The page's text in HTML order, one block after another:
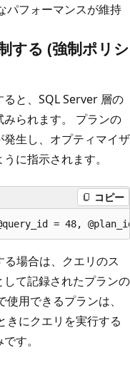
パフォーマンスが維持
する (強制ポリシ
と、SQL Server 層の
られます。 プランの
生し、オプティマイザ
に指示されます。
コピー
る場合は、クエリのス
して記録されたプランの
用できるプランは、
きにクエリを実行する
す。